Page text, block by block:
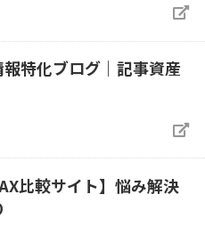
特化ブログ｜記事資産
比較サイト】悩み解決